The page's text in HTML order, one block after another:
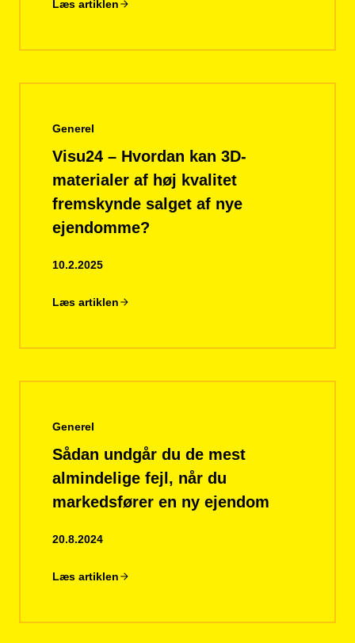
Læs artiklen
Generel
Visu24 – Hvordan kan 3D-
materialer af høj kvalitet
fremskynde salget af nye
ejendomme?
10.2.2025
Læs artiklen
Generel
Sådan undgår du de mest
almindelige fejl, når du
markedsfører en ny ejendom
20.8.2024
Læs artiklen